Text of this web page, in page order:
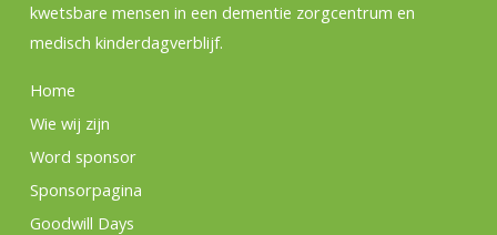
kwetsbare mensen in een dementie zorgcentrum en
medisch kinderdagverblijf.
Home
Wie wij zijn
Word sponsor
Sponsorpagina
Goodwill Days